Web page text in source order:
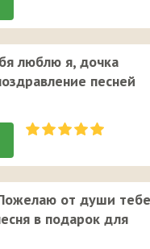
люблю я, дочка
песней
от души тебе
в подарок для